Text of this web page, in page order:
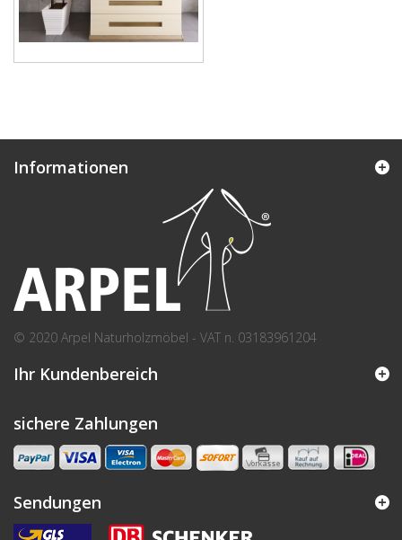
Informationen
© 2020 Arpel Naturholzmöbel - VAT n. 03183961204
Ihr Kundenbereich
sichere Zahlungen
Sendungen